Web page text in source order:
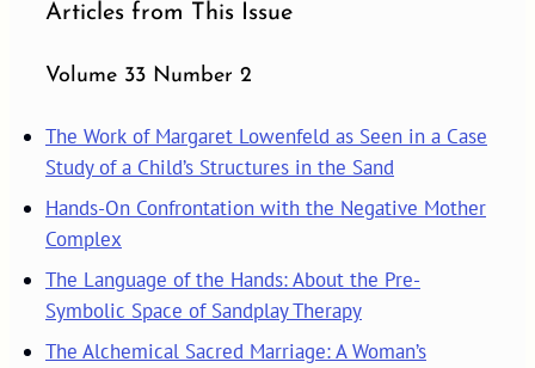
Articles from This Issue
Volume 33 Number 2
The Work of Margaret Lowenfeld as Seen in a Case
Study of a Child’s Structures in the Sand
Hands-On Confrontation with the Negative Mother
Complex
The Language of the Hands: About the Pre-
Symbolic Space of Sandplay Therapy
The Alchemical Sacred Marriage: A Woman’s